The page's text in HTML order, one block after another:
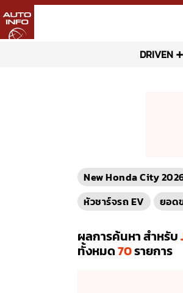
DRIVEN
New Honda City
หัวชาร์จรถ EV
ยอด
ผลการค้นหา สำหรับ
ทั้งหมด70รายการ